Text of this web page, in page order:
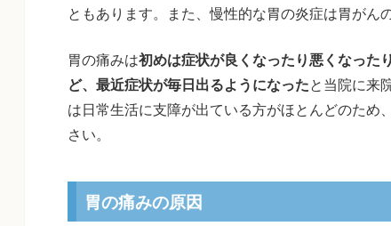
ともあります。また、慢性的な胃の炎症は胃がん
胃の痛みは初めは症状が良くなったり悪くなった
ど、最近症状が毎日出るようになったと当院に来
は日常生活に支障が出ている方がほとんどのため
さい。
胃の痛みの原因